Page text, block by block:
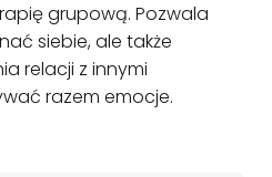
grupową. Pozwala
siebie, ale także
relacji z innymi
razem emocje.